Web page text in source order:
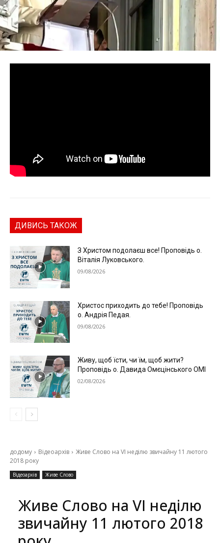
ДИВИСЬ ТАКОЖ
З Христом подолаєш все! Проповідь о.
Віталія Луковського.
09/08/2026
Христос приходить до тебе! Проповідь
о. Андрія Педая.
09/08/2026
Живу, щоб їсти, чи їм, щоб жити?
Проповідь о. Давида Омєцінського ОМІ
02/08/2026